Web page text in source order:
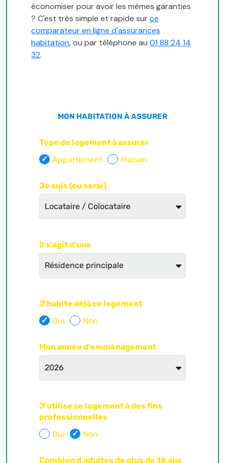
économiser pour avoir les mêmes garanties
? C'est très simple et rapide surce
comparateur en ligne d'assurances
habitation, ou par téléphone au 01 88 24 14
32.